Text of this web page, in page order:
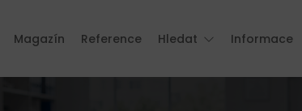
Magazín Reference Hledat Informace